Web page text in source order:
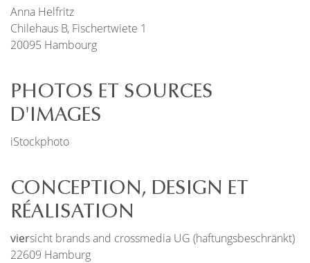
Anna Helfritz
Chilehaus B, Fischertwiete 1
20095 Hambourg
PHOTOS ET SOURCES
D'IMAGES
iStockphoto
CONCEPTION, DESIGN ET
RÉALISATION
viersicht brands and crossmedia UG (haftungsbeschränkt)
22609 Hamburg